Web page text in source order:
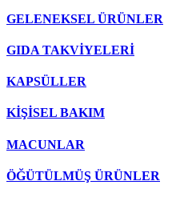
GELENEKSEL ÜRÜNLER
GIDA TAKVİYELERİ
KAPSÜLLER
KİŞİSEL BAKIM
MACUNLAR
ÖĞÜTÜLMÜŞ ÜRÜNLER